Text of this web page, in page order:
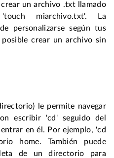
un archivo .txt llamado
miarchivo.txt'. La
personalizarse según tus
crear un archivo sin
le permite navegar
escribir 'cd' seguido del
en él. Por ejemplo, 'cd
home. También puede
de un directorio para